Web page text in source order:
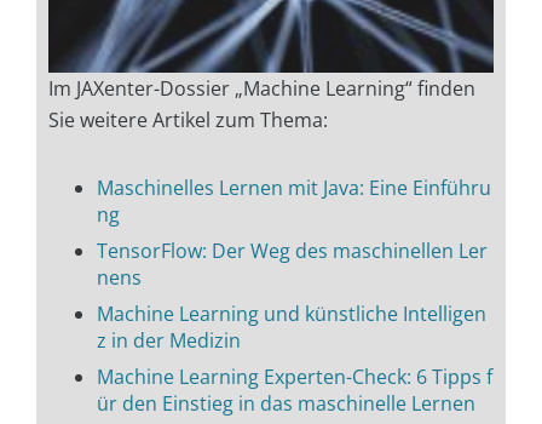
Im JAXenter-Dossier „Machine Learning“ finden
Sie weitere Artikel zum Thema:
Maschinelles Lernen mit Java: Eine Einführu
ng
TensorFlow: Der Weg des maschinellen Ler
nens
Machine Learning und künstliche Intelligen
z in der Medizin
Machine Learning Experten-Check: 6 Tipps f
ür den Einstieg in das maschinelle Lernen